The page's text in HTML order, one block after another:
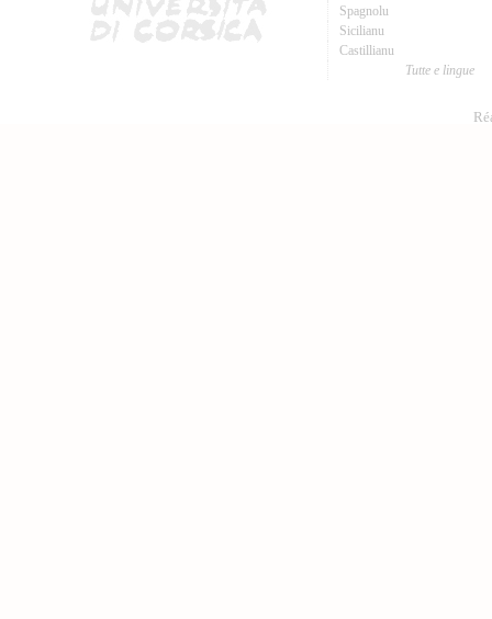
Spagnolu
Sicilianu
Castillianu
Tutte e lingue